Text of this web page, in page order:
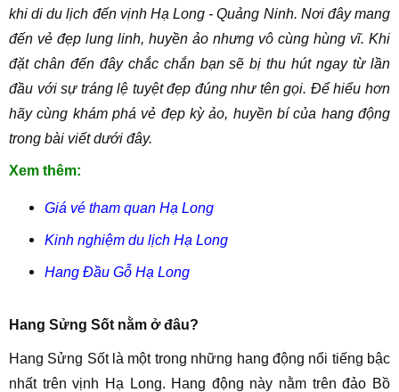
khi di du lịch đến vịnh Hạ Long - Quảng Ninh. Nơi đây mang
đến vẻ đẹp lung linh, huyền ảo nhưng vô cùng hùng vĩ. Khi
đặt chân đến đây chắc chắn bạn sẽ bị thu hút ngay từ lần
đầu với sự tráng lệ tuyệt đẹp đúng như tên gọi. Để hiểu hơn
hãy cùng khám phá vẻ đẹp kỳ ảo, huyền bí của hang động
trong bài viết dưới đây.
Xem thêm:
Giá vé tham quan Hạ Long
Kinh nghiệm du lịch Hạ Long
Hang Đầu Gỗ Hạ Long
Hang Sửng Sốt nằm ở đâu?
Hang Sửng Sốt là một trong những hang động nổi tiếng bậc
nhất trên vịnh Hạ Long. Hang động này nằm trên đảo Bồ